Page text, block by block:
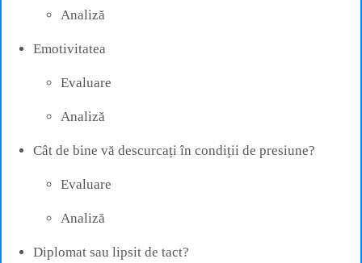
Analiză
Emotivitatea
Evaluare
Analiză
Cât de bine vă descurcați în condiții de presiune?
Evaluare
Analiză
Diplomat sau lipsit de tact?